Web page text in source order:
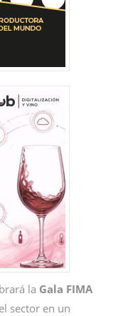
la Gala FIMA
sector en un